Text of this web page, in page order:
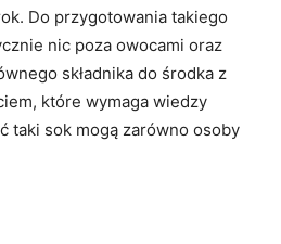
Do przygotowania takiego
nic poza owocami oraz
składnika do środka z
które wymaga wiedzy
taki sok mogą zarówno osoby